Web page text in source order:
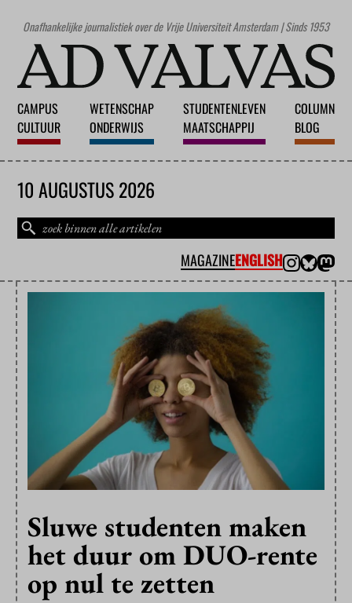
Onafhankelijke journalistiek over de Vrije Universiteit Amsterdam | Sinds 1953
CAMPUS
CULTUUR
WETENSCHAP
ONDERWIJS
STUDENTENLEVEN
MAATSCHAPPIJ
COLUMN
BLOG
10 AUGUSTUS 2026
MAGAZINEENGLISH
Sluwe studenten maken
het duur om DUO-rente
op nul te zetten